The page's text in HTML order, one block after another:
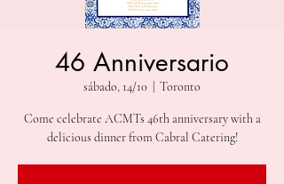
46 Anniversario
sábado, 14/10 Toronto
Come celebrate ACMTs 46th anniversary with a
delicious dinner from Cabral Catering!